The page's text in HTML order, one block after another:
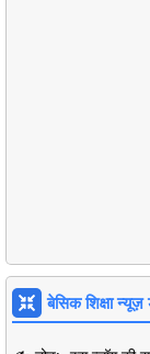
बेसिक शिक्षा